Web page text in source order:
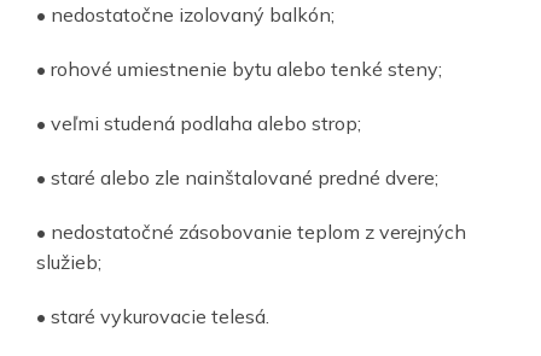
• nedostatočne izolovaný balkón;
• rohové umiestnenie bytu alebo tenké steny;
• veľmi studená podlaha alebo strop;
• staré alebo zle nainštalované predné dvere;
• nedostatočné zásobovanie teplom z verejných
služieb;
• staré vykurovacie telesá.